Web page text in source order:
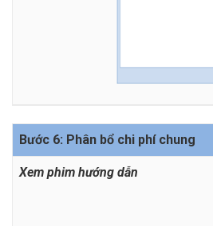
Bước 6: Phân bổ chi phí chung
Xem phim hướng dẫn